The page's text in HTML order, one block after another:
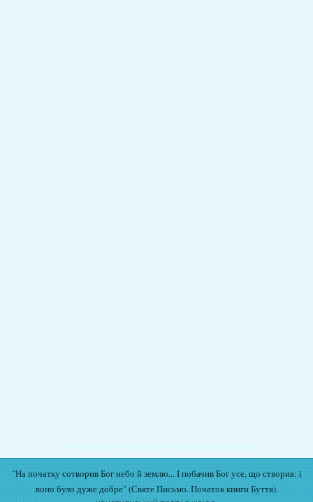
Подати записку на молитву Богослужіння онлайн
"На початку сотворив Бог небо й землю... І побачив Бог усе, що створив: і
воно було дуже добре" (Святе Письмо. Початок книги Буття).